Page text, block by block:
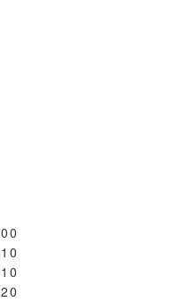
00
1 0
1 0
20